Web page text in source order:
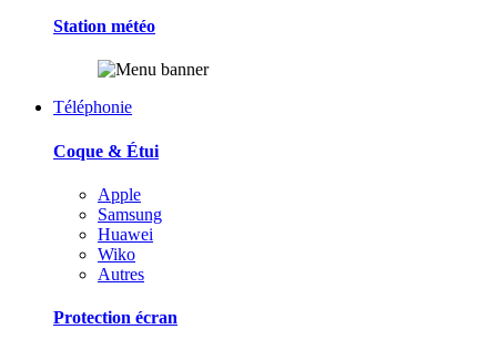
Station météo
Téléphonie
Coque & Étui
Apple
Samsung
Huawei
Wiko
Autres
Protection écran